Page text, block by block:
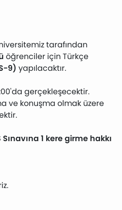
tarafından
öğrenciler için Türkçe
9) yapılacaktır.
gerçekleşecektir.
ve konuşma olmak üzere
1 kere girme hakkı